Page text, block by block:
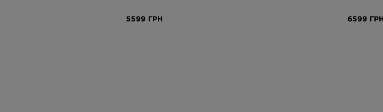
5599 ГРН 6599 ГРН